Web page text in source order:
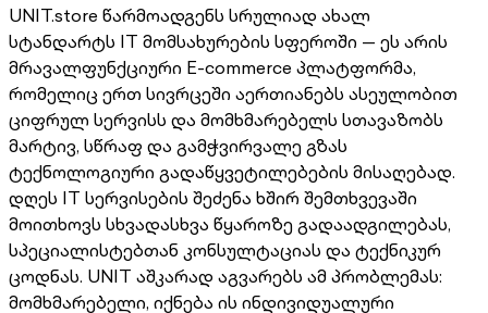
UNIT.store წარმოადგენს სრულიად ახალ
სტანდარტს IT მომსახურების სფეროში — ეს არის
მრავალფუნქციური E-commerce პლატფორმა,
რომელიც ერთ სივრცეში აერთიანებს ასეულობით
ციფრულ სერვისს და მომხმარებელს სთავაზობს
მარტივ, სწრაფ და გამჭვირვალე გზას
ტექნოლოგიური გადაწყვეტილებების მისაღებად.
დღეს IT სერვისების შეძენა ხშირ შემთხვევაში
მოითხოვს სხვადასხვა წყაროზე გადაადგილებას,
სპეციალისტებთან კონსულტაციას და ტექნიკურ
ცოდნას. UNIT აშკარად აგვარებს ამ პრობლემას:
მომხმარებელი, იქნება ის ინდივიდუალური